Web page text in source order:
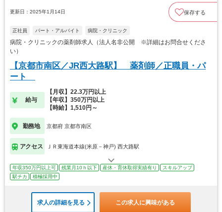
更新日：2025年1月14日 保存する
正社員 パート・アルバイト 病院・クリニック
病院・クリニックの薬剤師求人（法人名非公開 ※詳細はお問合せくださ
い）
【京都市南区／JR西大路駅】 薬剤師／正職員・パ
ート
給与
【月収】22.3万円以上
【年収】350万円以上
【時給】1,510円～
勤務地 京都府 京都市南区
アクセス ＪＲ東海道本線(米原－神戸) 西大路駅
年収350万円以上可 残業月10ｈ以下 産休・育休取得実績有り
スキルアップ
駅チカ
積極採用中
求人の詳細を見る この求人に興味がある